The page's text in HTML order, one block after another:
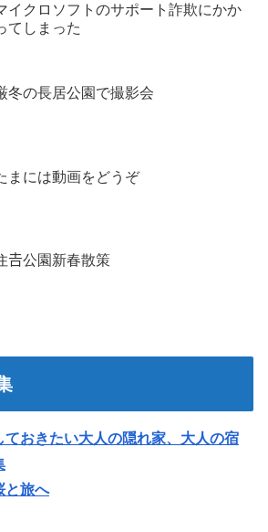
イクロソフトのサポート詐欺にかか
てしまった
冬の長居公園で撮影会
まには動画をどうぞ
𠮷公園新春散策
ておきたい大人の隠れ家、大人の宿
と旅へ